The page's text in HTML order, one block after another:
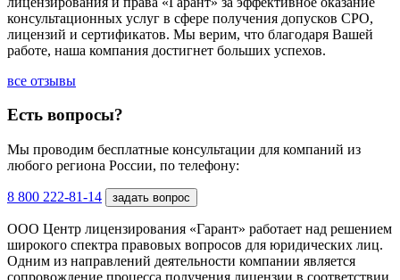
консультационных услуг в сфере получения допусков СРО,
лицензий и сертификатов. Мы верим, что благодаря Вашей
работе, наша компания достигнет больших успехов.
все отзывы
Есть вопросы?
Мы проводим бесплатные консультации для компаний из
любого региона России, по телефону:
8 800 222-81-14 задать вопрос
ООО Центр лицензирования «Гарант» работает над решением
широкого спектра правовых вопросов для юридических лиц.
Одним из направлений деятельности компании является